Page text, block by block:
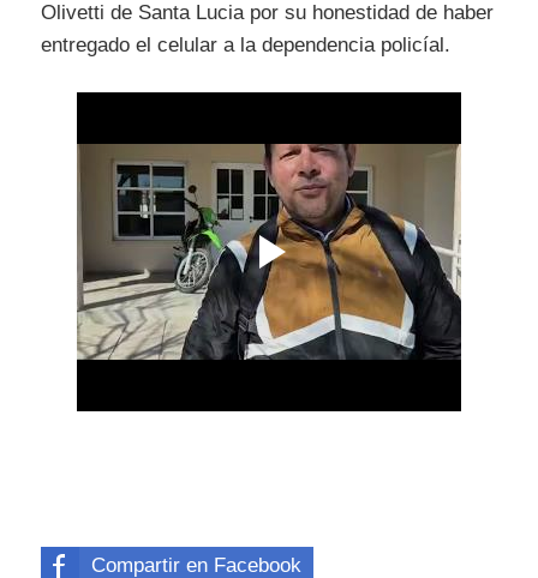
Olivetti de Santa Lucia por su honestidad de haber
entregado el celular a la dependencia policíal.
Compartir en Facebook